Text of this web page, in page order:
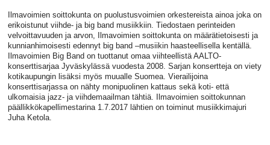
Ilmavoimien soittokunta on puolustusvoimien orkestereista ainoa joka on
erikoistunut viihde- ja big band musiikkiin. Tiedostaen perinteiden
velvoittavuuden ja arvon, Ilmavoimien soittokunta on määrätietoisesti ja
kunnianhimoisesti edennyt big band –musiikin haasteellisella kentällä.
Ilmavoimien Big Band on tuottanut omaa viihteellistä AALTO-
konserttisarjaa Jyväskylässä vuodesta 2008. Sarjan konsertteja on viety
kotikaupungin lisäksi myös muualle Suomea. Vierailijoina
konserttisarjassa on nähty monipuolinen kattaus sekä koti- että
ulkomaisia jazz- ja viihdemaailman tähtiä. Ilmavoimien soittokunnan
päällikkökapellimestarina 1.7.2017 lähtien on toiminut musiikkimajuri
Juha Ketola.